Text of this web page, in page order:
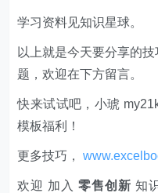
学习资料见知识星球。
以上就是今天要分享的
题，欢迎在下方留言。
快来试试吧，小琥
模板福利​​​​！
更多技巧，
欢迎 加入 零售创新 知